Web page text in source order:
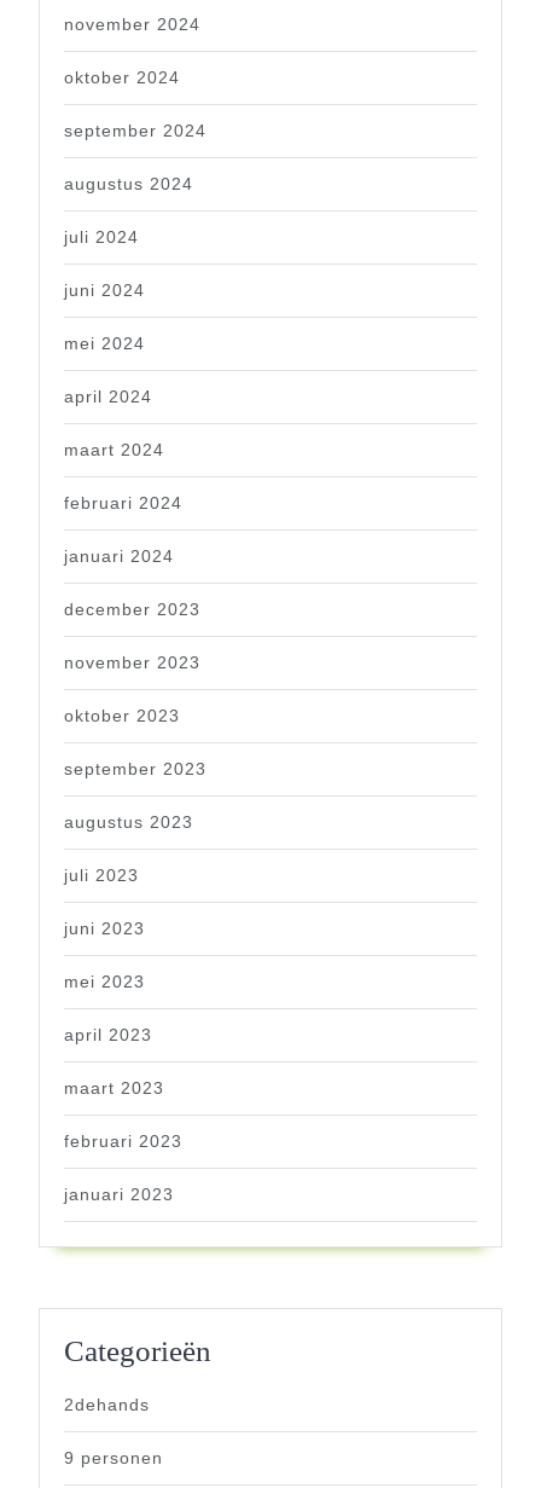
november 2024
oktober 2024
september 2024
augustus 2024
juli 2024
juni 2024
mei 2024
april 2024
maart 2024
februari 2024
januari 2024
december 2023
november 2023
oktober 2023
september 2023
augustus 2023
juli 2023
juni 2023
mei 2023
april 2023
maart 2023
februari 2023
januari 2023
Categorieën
2dehands
9 personen